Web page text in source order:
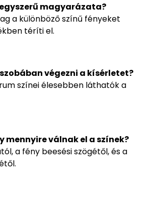
magyarázata?
a különböző színű fényeket
téríti el.
végezni a kísérletet?
színei élesebben láthatók a
mennyire válnak el a színek?
a fény beesési szögétől, és a